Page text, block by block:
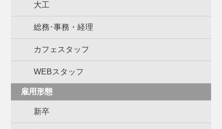
大工
総務･事務・経理
カフェスタッフ
WEBスタッフ
雇用形態
新卒